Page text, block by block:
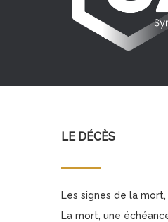
LE DÉCÈS
Les signes de la
La mort, une